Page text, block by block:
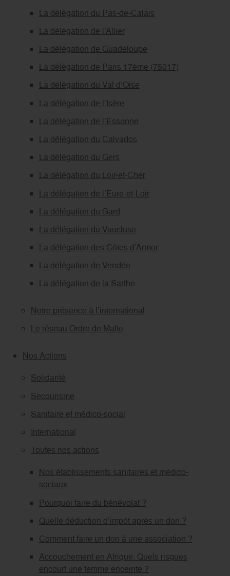
La délégation du Pas-de-Calais
La délégation de l’Allier
La délégation de Guadeloupe
La délégation de Paris 17ème (75017)
La délégation du Val d’Oise
La délégation de l’Isère
La délégation de l’Essonne
La délégation du Calvados
La délégation du Gers
La délégation du Loir-et-Cher
La délégation de l’Eure-et-Loir
La délégation du Gard
La délégation du Vaucluse
La délégation des Côtes d’Armor
La délégation de Vendée
La délégation de la Sarthe
Notre présence à l’international
Le réseau Ordre de Malte
Nos Actions
Solidarité
Secourisme
Sanitaire et médico-social
International
Toutes nos actions
Nos établissements sanitaires et médico-
sociaux
Pourquoi faire du bénévolat ?
Quelle déduction d’impôt après un don ?
Comment faire un don à une association ?
Accouchement en Afrique. Quels risques
encourt une femme enceinte ?